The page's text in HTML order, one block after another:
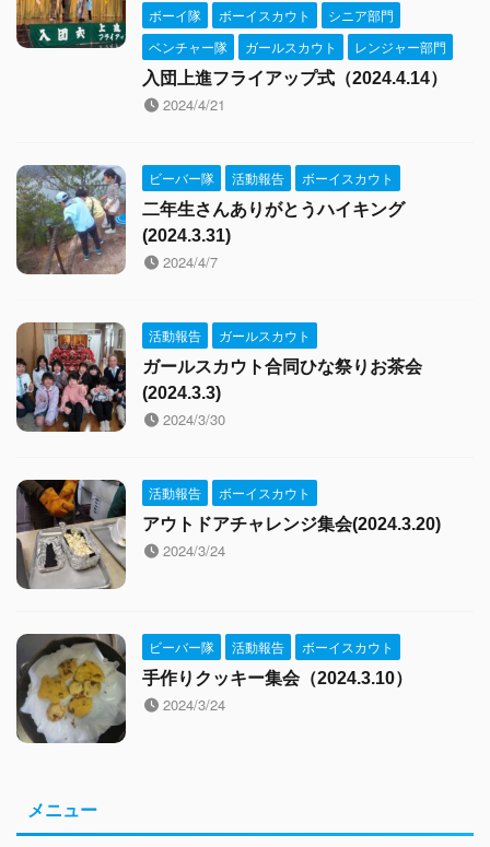
ボーイ隊
ボーイスカウト
シニア部門
ベンチャー隊
ガールスカウト
レンジャー部門
入団上進フライアップ式（2024.4.14）
2024/4/21
ビーバー隊 活動報告
ボーイスカウト
二年生さんありがとうハイキング
(2024.3.31)
2024/4/7
活動報告
ガールスカウト
ガールスカウト合同ひな祭りお茶会
(2024.3.3)
2024/3/30
活動報告
ボーイスカウト
アウトドアチャレンジ集会(2024.3.20)
2024/3/24
ビーバー隊 活動報告
ボーイスカウト
手作りクッキー集会（2024.3.10）
2024/3/24
メニュー